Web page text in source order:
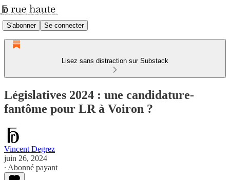
S'abonner Se connecter
Lisez sans distraction sur Substack
Législatives 2024 : une candidature-
fantôme pour LR à Voiron ?
Vincent Degrez
juin 26, 2024
∙ Abonné payant